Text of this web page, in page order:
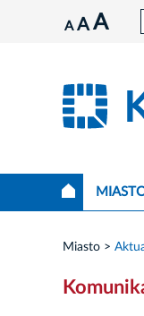
A A A
Miasto